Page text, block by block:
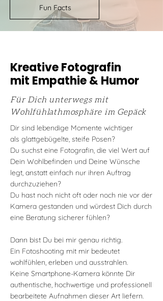
Fun Facts
Kreative Fotografin
mit Empathie & Humor
Für Dich unterwegs mit
Wohlfühlathmosphäre im Gepäck
Dir sind lebendige Momente wichtiger
als glattgebügelte, steife Posen?
Du suchst eine Fotografin, die viel Wert auf
Dein Wohlbefinden und Deine Wünsche
legt, anstatt einfach nur ihren Auftrag
durchzuziehen?
Du hast noch nicht oft oder noch nie vor der
Kamera gestanden und würdest Dich durch
eine Beratung sicherer fühlen?
Dann bist Du bei mir genau richtig.
Ein Fotoshooting mit mir bedeutet
wohlfühlen, erleben und ausstrahlen.
Keine Smartphone-Kamera könnte Dir
authentische, hochwertige und professionell
bearbeitete Aufnahmen dieser Art liefern.